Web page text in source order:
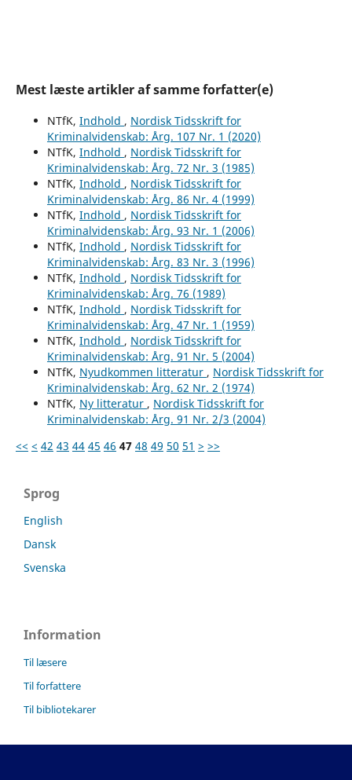
Mest læste artikler af samme forfatter(e)
NTfK, Indhold , Nordisk Tidsskrift for
Kriminalvidenskab: Årg. 107 Nr. 1 (2020)
NTfK, Indhold , Nordisk Tidsskrift for
Kriminalvidenskab: Årg. 72 Nr. 3 (1985)
NTfK, Indhold , Nordisk Tidsskrift for
Kriminalvidenskab: Årg. 86 Nr. 4 (1999)
NTfK, Indhold , Nordisk Tidsskrift for
Kriminalvidenskab: Årg. 93 Nr. 1 (2006)
NTfK, Indhold , Nordisk Tidsskrift for
Kriminalvidenskab: Årg. 83 Nr. 3 (1996)
NTfK, Indhold , Nordisk Tidsskrift for
Kriminalvidenskab: Årg. 76 (1989)
NTfK, Indhold , Nordisk Tidsskrift for
Kriminalvidenskab: Årg. 47 Nr. 1 (1959)
NTfK, Indhold , Nordisk Tidsskrift for
Kriminalvidenskab: Årg. 91 Nr. 5 (2004)
NTfK, Nyudkommen litteratur , Nordisk Tidsskrift for
Kriminalvidenskab: Årg. 62 Nr. 2 (1974)
NTfK, Ny litteratur , Nordisk Tidsskrift for
Kriminalvidenskab: Årg. 91 Nr. 2/3 (2004)
<< < 42 43 44 45 46 47 48 49 50 51 > >>
Sprog
English
Dansk
Svenska
Information
Til læsere
Til forfattere
Til bibliotekarer